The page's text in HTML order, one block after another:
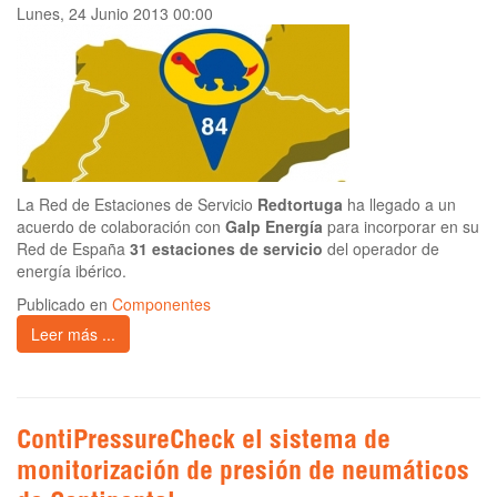
Lunes, 24 Junio 2013 00:00
La Red de Estaciones de Servicio Redtortuga ha llegado a un
acuerdo de colaboración con Galp Energía para incorporar en su
Red de España 31 estaciones de servicio del operador de
energía ibérico.
Publicado en Componentes
Leer más ...
ContiPressureCheck el sistema de
monitorización de presión de neumáticos